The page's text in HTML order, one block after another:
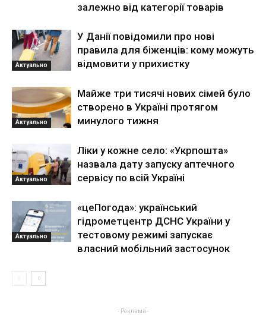
залежно від категорії товарів
Актуально
У Данії повідомили про нові
правила для біженців: кому можуть
відмовити у прихистку
Актуально
Майже три тисячі нових сімей було
створено в Україні протягом
минулого тижня
Актуально
Ліки у кожне село: «Укрпошта»
назвала дату запуску аптечного
сервісу по всій Україні
Актуально
«цеПогода»: український
гідрометцентр ДСНС України у
тестовому режимі запускає
власний мобільний застосунок
- Реклама -